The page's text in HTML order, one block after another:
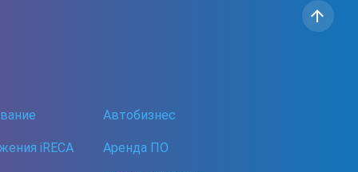
Автобизнес
iRECA Аренда ПО